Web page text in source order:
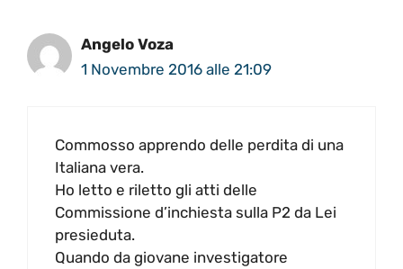
Angelo Voza
1 Novembre 2016 alle 21:09
Commosso apprendo delle perdita di una
Italiana vera.
Ho letto e riletto gli atti delle
Commissione d’inchiesta sulla P2 da Lei
presieduta.
Quando da giovane investigatore